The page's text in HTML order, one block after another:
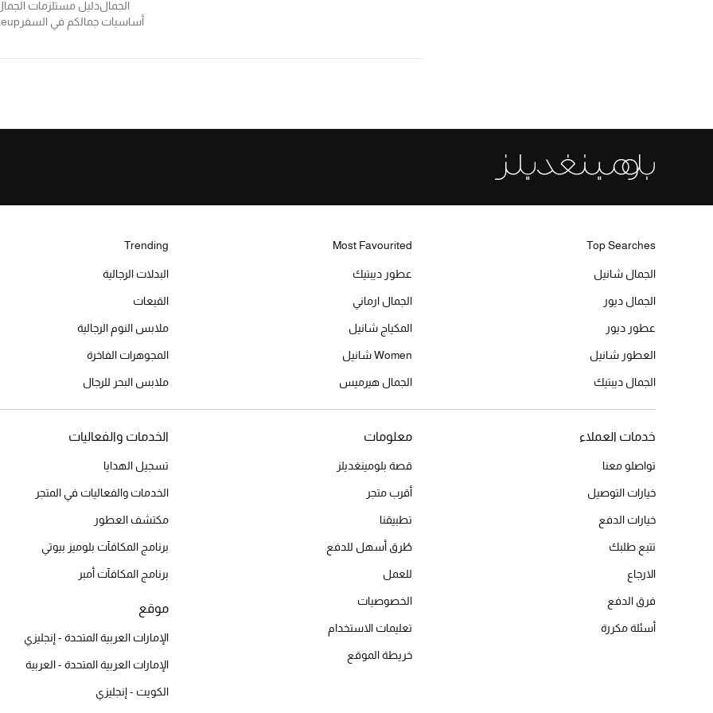
الجمالدليل مستلزمات
أساسيات جمالكم في السفر
Top Searches
الجمال شانيل
الجمال ديور
عطور ديور
العطور شانيل
الجمال ديبتيك
Most Favourited
عطور ديبتيك
الجمال ارماني
المكياج شانيل
Women شانيل
الجمال هيرميس
Trending
البدلات الرجالية
القبعات
ملابس النوم الرجالية
المجوهرات الفاخرة
ملابس البحر للرجال
خدمات العملاء
تواصلو معنا
خيارات التوصيل
خيارات الدفع
تتبع طلبك
الارجاع
فرق الدفع
أسئلة مكررة
معلومات
قصة بلومينغديلز
أقرب متجر
تطبيقنا
طُرق أسهل للدفع
للعمل
الخصوصيات
تعليمات الاستخدام
خريطة الموقع
الخدمات والفعاليات
تسجيل الهدايا
الخدمات والفعاليات في المتجر
مكتشف العطور
برنامج المكافآت بلوميز بيوتي
برنامج المكافآت أمبر
موقع
الإمارات العربية المتحدة - إنجليزي
الإمارات العربية المتحدة - العربية
الكويت - إنجليزي